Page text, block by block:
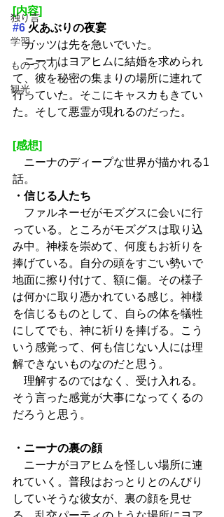
独り言
学習
ものづくり
観光
[内容]
#6 火あぶりの夜宴
ガッツは先を急いでいた。
ニーナはヨアヒムに結婚を求められ
て、彼を秘密の集まりの場所に連れて
行っていた。そこにキャスカもきてい
た。そして悪霊が現れるのだった。
[感想]
ニーナのディープな世界が描かれる1
話。
・信じる人たち
ファルネーゼがモズグスに会いに行
っている。ところがモズグスは取り込
み中。神様を崇めて、何度もお祈りを
捧げている。自分の頭をすごい勢いで
地面に擦り付けて、額に傷。その様子
は何かに取り憑かれている感じ。神様
を信じるものとして、自らの体を犠牲
にしてでも、神に祈りを捧げる。こう
いう感覚って、何も信じない人には理
解できないものなのだと思う。
理解するのではなく、受け入れる。
そう言った感覚が大事になってくるの
だろうと思う。
・ニーナの裏の顔
ニーナがヨアヒムを怪しい場所に連
れていく。普段はおっとりとのんびり
していそうな彼女が、裏の顔を見せ